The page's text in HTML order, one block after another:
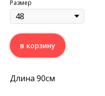
Размер
в корзину
Длина 90см